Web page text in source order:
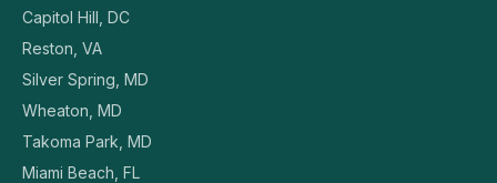
Capitol Hill, DC
Reston, VA
Silver Spring, MD
Wheaton, MD
Takoma Park, MD
Miami Beach, FL